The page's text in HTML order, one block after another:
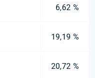
6,62 %
19,19 %
20,72 %